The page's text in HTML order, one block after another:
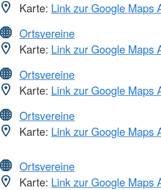
Karte: Link zur Google Maps
Ortsvereine
Karte: Link zur Google Maps
Ortsvereine
Karte: Link zur Google Maps
Ortsvereine
Karte: Link zur Google Maps
Ortsvereine
Karte: Link zur Google Maps